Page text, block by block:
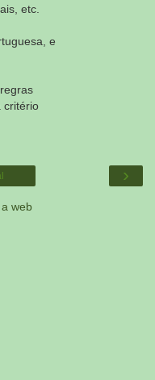
etc.
e
critério
›
web